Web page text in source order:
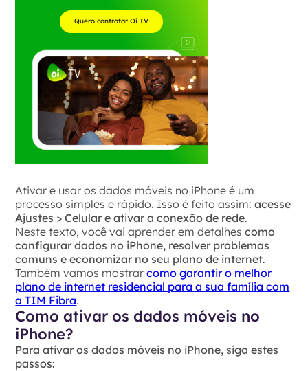
Quero contratar Oi TV
Ativar e usar os dados móveis no iPhone é um
processo simples e rápido. Isso é feito assim:acesse
Ajustes > Celular e ativar a conexão de rede.
Neste texto, você vai aprender em detalhescomo
configurar dados no iPhone, resolver problemas
comuns e economizar no seu plano de internet.
Também vamos mostrar como garantir o melhor
plano de internet residencial para a sua família com
a TIM Fibra.
Como ativar os dados móveis no
iPhone?
Para ativar os dados móveis no iPhone, siga estes
passos: